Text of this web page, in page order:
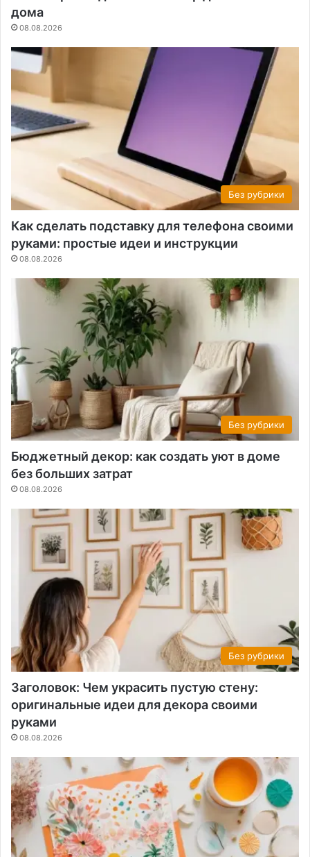
дома
08.08.2026
Без рубрики
Как сделать подставку для телефона своими
руками: простые идеи и инструкции
08.08.2026
Без рубрики
Бюджетный декор: как создать уют в доме
без больших затрат
08.08.2026
Без рубрики
Заголовок: Чем украсить пустую стену:
оригинальные идеи для декора своими
руками
08.08.2026